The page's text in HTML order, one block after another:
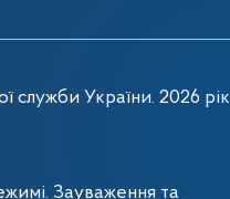
служби України. 2026 рік
Зауваження та